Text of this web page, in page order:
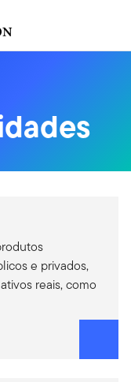
e privados,
reais, como